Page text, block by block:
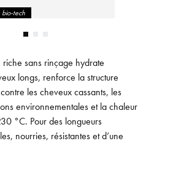
bio-tech
riche sans rinçage hydrate
longs, renforce la structure
les cheveux cassants, les
environnementales et la chaleur
°C. Pour des longueurs
nourries, résistantes et d’une